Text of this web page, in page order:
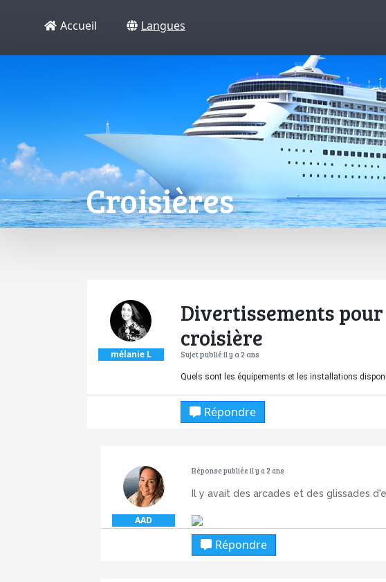
Accueil Langues
Croisières
mélanie L
Divertissements
croisière
Sujet publié il y a 2 ans
Quels sont les équipements et les installations
Répondre
AAD
Réponse publiée il y a 2 ans
Il y avait des arcades et des glissades
Répondre